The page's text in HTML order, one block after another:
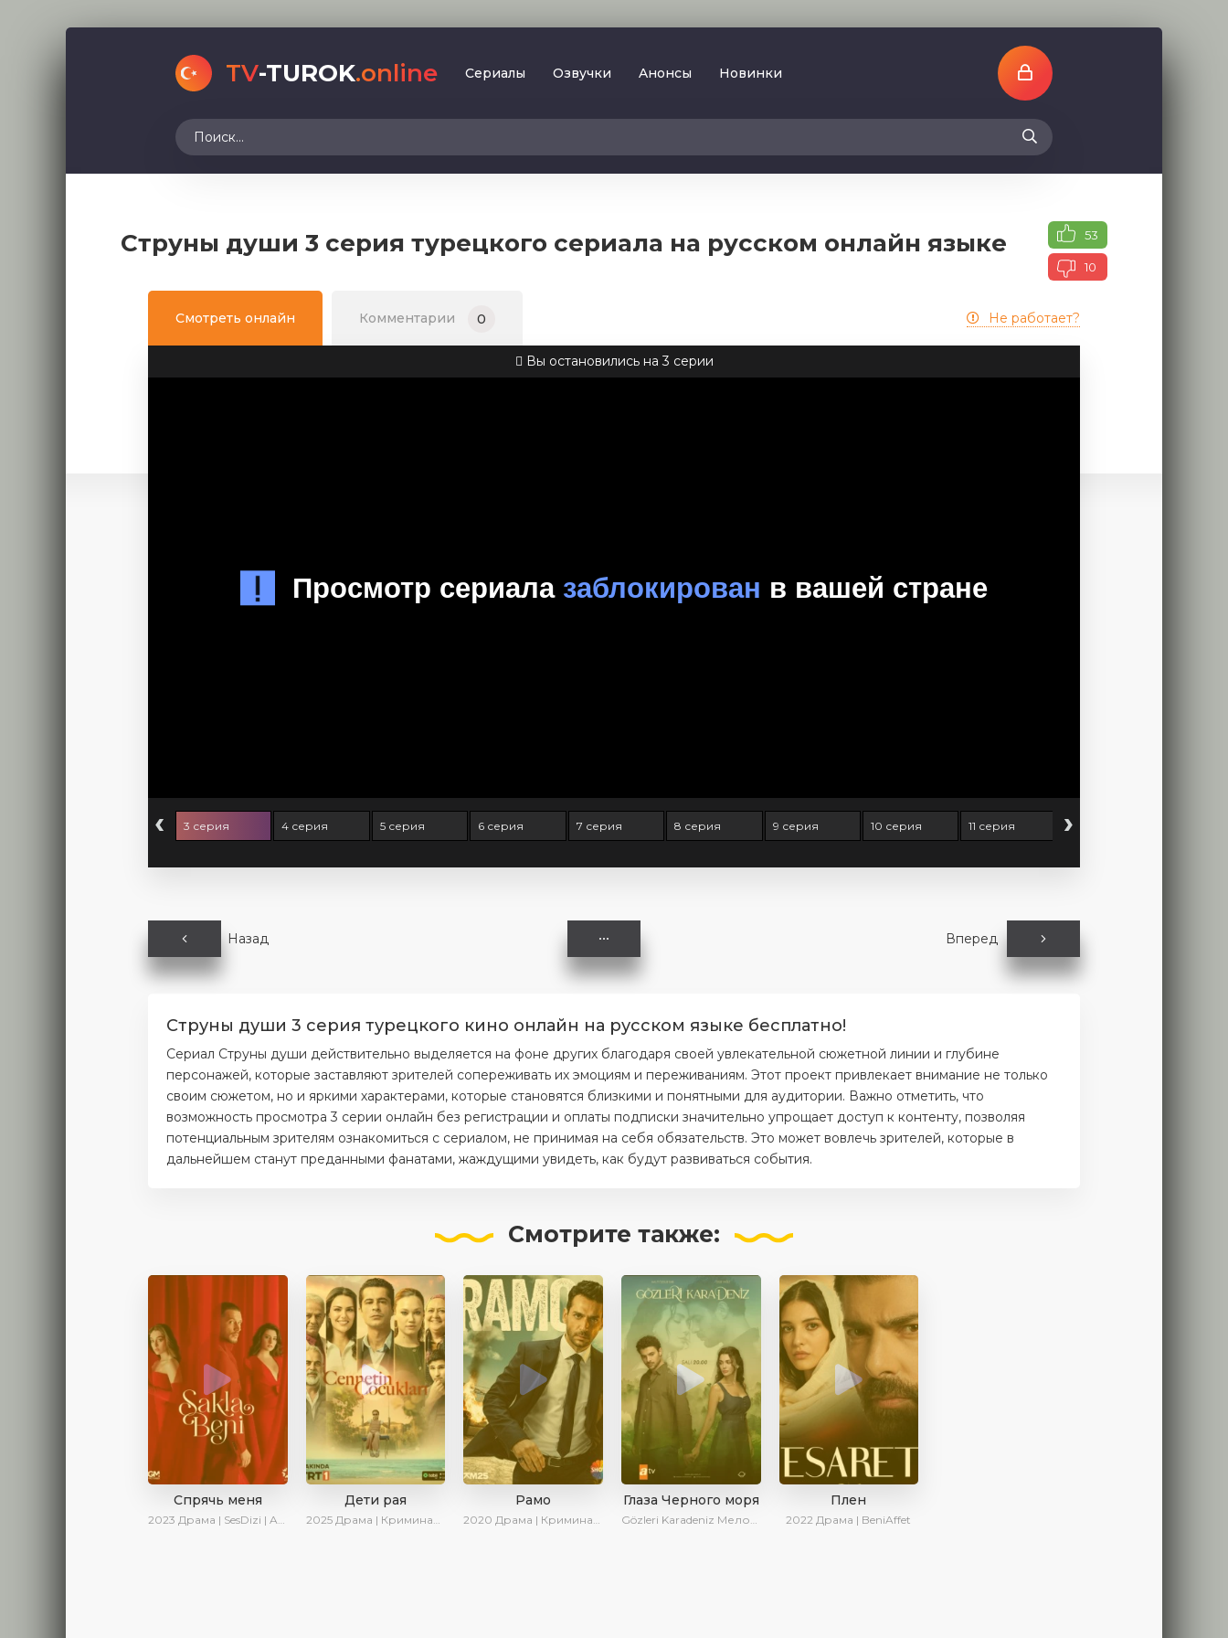
TV-TUROK.online Сериалы
Детектив
Боевик
Oзвучки
AveTurk
Aнoнcы Новинки
Струны души 3 серия турецкого сериала на русском онлайн языке 53
10
Смотреть онлайн Комментарии 0 Не работает?
Вы остановились на 3 серии
‹ 3 серия 4 серия 5 серия 6 серия 7 серия 8 серия 9 серия 10 серия 11 серия 12 серия
›
Назад Вперед
Струны души 3 серия турецкого кино онлайн на русском языке бесплатно!
Сериал Струны души действительно выделяется на фоне других благодаря своей увлекательной сюжетной линии и глубине
персонажей, которые заставляют зрителей сопереживать их эмоциям и переживаниям. Этот проект привлекает внимание не только
своим сюжетом, но и яркими характерами, которые становятся близкими и понятными для аудитории. Важно отметить, что
возможность просмотра 3 серии онлайн без регистрации и оплаты подписки значительно упрощает доступ к контенту, позволяя
потенциальным зрителям ознакомиться с сериалом, не принимая на себя обязательств. Это может вовлечь зрителей, которые в
дальнейшем станут преданными фанатами, жаждущими увидеть, как будут развиваться события.
Смотрите также:
Спрячь меня
2023 Драма | SesDizi | AveTurk | AlisaDirilis | Сериалы 2023
Дети рая
2025 Драма | Криминал | AlisaDirilis | Новинки | Сериалы 2025
Рамо
2020 Драма | Криминал | SesDizi | Ирина Котова
Глаза Черного моря
Gözleri Karadeniz Мелодрама | Драма | Новинки | Сериалы 2025
Плен
2022 Драма | BeniAffet